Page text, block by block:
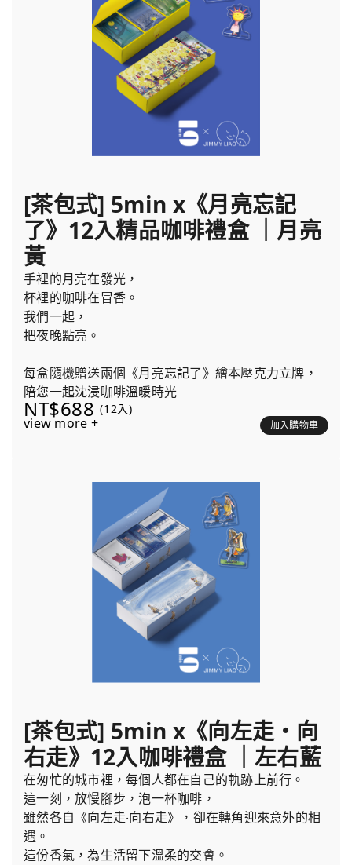
[茶包式] 5min x《月亮忘記
了》12入精品咖啡禮盒 ｜月亮
黃
手裡的月亮在發光，
杯裡的咖啡在冒香。
我們一起，
把夜晚點亮。
每盒隨機贈送兩個《月亮忘記了》繪本壓克力立牌，
陪您一起沈浸咖啡溫暖時光
NT$688 (12入)
view more + 加入購物車
[茶包式] 5min x《向左走・向
右走》12入咖啡禮盒 ｜左右藍
在匆忙的城市裡，每個人都在自己的軌跡上前行。
這一刻，放慢腳步，泡一杯咖啡，
雖然各自《向左走‧向右走》，卻在轉角迎來意外的相
遇。
這份香氣，為生活留下溫柔的交會。